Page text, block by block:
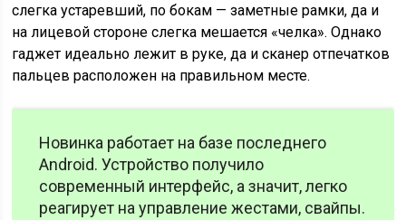
слегка устаревший, по бокам — заметные рамки, да и
на лицевой стороне слегка мешается «челка». Однако
гаджет идеально лежит в руке, да и сканер отпечатков
пальцев расположен на правильном месте.
Новинка работает на базе последнего
Android. Устройство получило
современный интерфейс, а значит, легко
реагирует на управление жестами, свайпы.